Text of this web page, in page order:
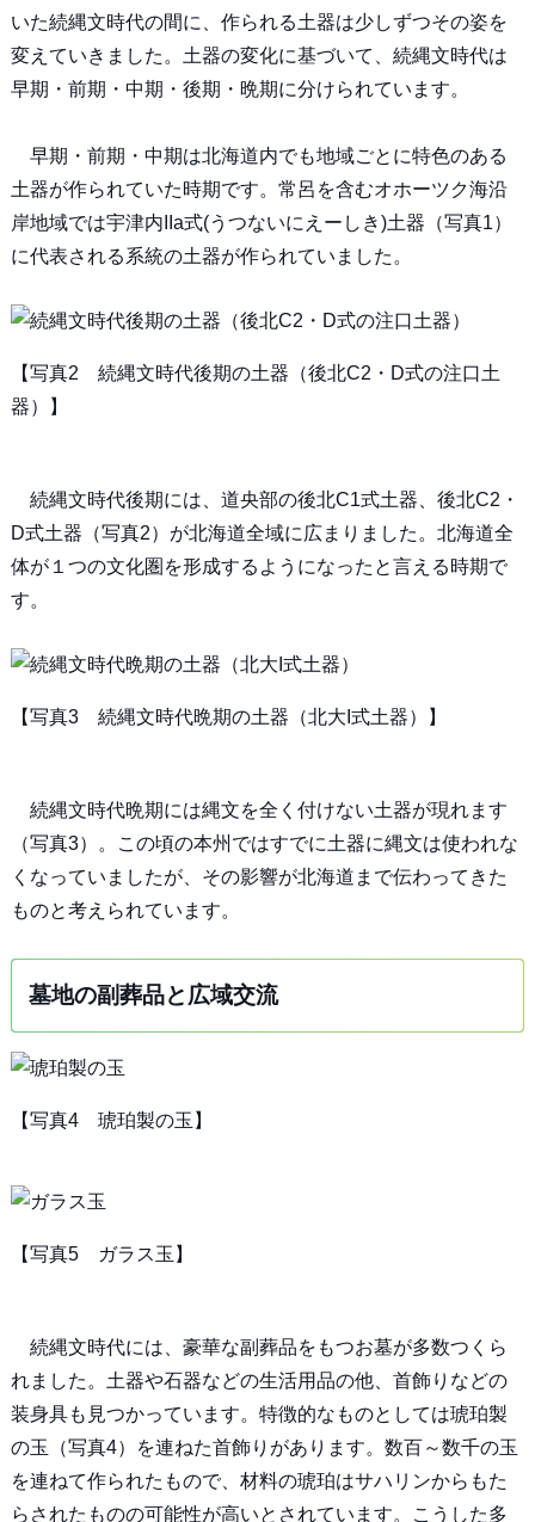
いた続縄文時代の間に、作られる土器は少しずつその姿を
変えていきました。土器の変化に基づいて、続縄文時代は
早期・前期・中期・後期・晩期に分けられています。
早期・前期・中期は北海道内でも地域ごとに特色のある
土器が作られていた時期です。常呂を含むオホーツク海沿
岸地域では宇津内IIa式(うつないにえーしき)土器（写真1）
に代表される系統の土器が作られていました。
【写真2 続縄文時代後期の土器（後北C2・D式の注口土
器）】
続縄文時代後期には、道央部の後北C1式土器、後北C2・
D式土器（写真2）が北海道全域に広まりました。北海道全
体が１つの文化圏を形成するようになったと言える時期で
す。
【写真3 続縄文時代晩期の土器（北大I式土器）】
続縄文時代晩期には縄文を全く付けない土器が現れます
（写真3）。この頃の本州ではすでに土器に縄文は使われな
くなっていましたが、その影響が北海道まで伝わってきた
ものと考えられています。
墓地の副葬品と広域交流
【写真4 琥珀製の玉】
【写真5 ガラス玉】
続縄文時代には、豪華な副葬品をもつお墓が多数つくら
れました。土器や石器などの生活用品の他、首飾りなどの
装身具も見つかっています。特徴的なものとしては琥珀製
の玉（写真4）を連ねた首飾りがあります。数百～数千の玉
を連ねて作られたもので、材料の琥珀はサハリンからもた
らされたものの可能性が高いとされています。こうした多